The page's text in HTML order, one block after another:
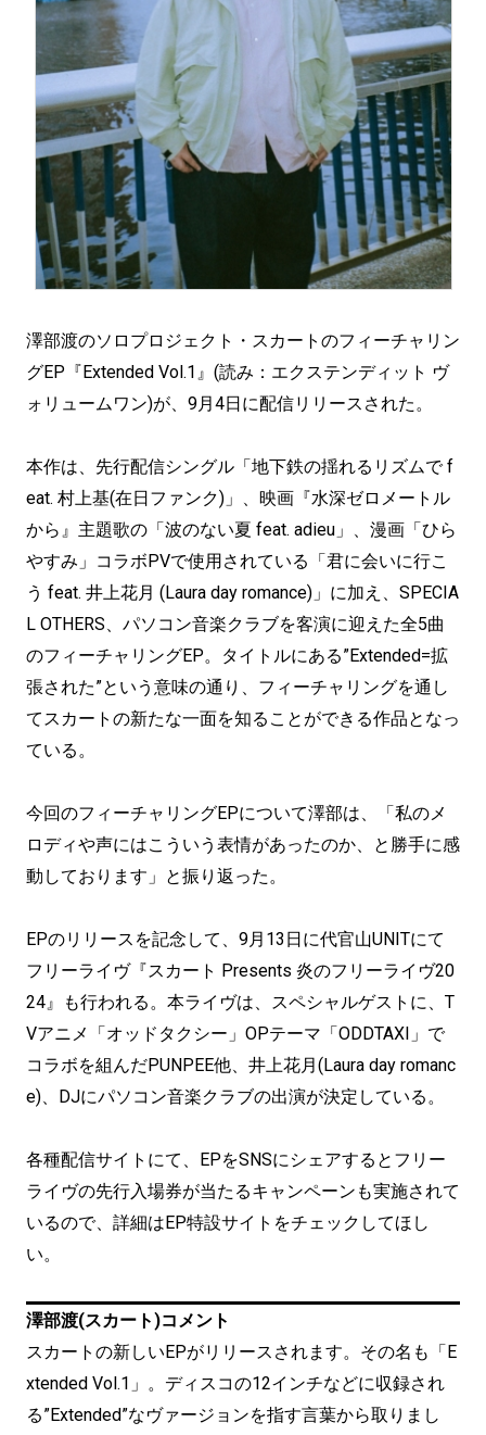
澤部渡のソロプロジェクト・スカートのフィーチャリン
グEP『Extended Vol.1』(読み：エクステンディット ヴ
ォリュームワン)が、9月4日に配信リリースされた。
本作は、先行配信シングル「地下鉄の揺れるリズムで f
eat. 村上基(在日ファンク)」、映画『水深ゼロメートル
から』主題歌の「波のない夏 feat. adieu」、漫画「ひら
やすみ」コラボPVで使用されている「君に会いに行こ
う feat. 井上花月 (Laura day romance)」に加え、SPECIA
L OTHERS、パソコン音楽クラブを客演に迎えた全5曲
のフィーチャリングEP。タイトルにある”Extended=拡
張された”という意味の通り、フィーチャリングを通し
てスカートの新たな一面を知ることができる作品となっ
ている。
今回のフィーチャリングEPについて澤部は、「私のメ
ロディや声にはこういう表情があったのか、と勝手に感
動しております」と振り返った。
EPのリリースを記念して、9月13日に代官山UNITにて
フリーライヴ『スカート Presents 炎のフリーライヴ20
24』も行われる。本ライヴは、スペシャルゲストに、T
Vアニメ「オッドタクシー」OPテーマ「ODDTAXI」で
コラボを組んだPUNPEE他、井上花月(Laura day romanc
e)、DJにパソコン音楽クラブの出演が決定している。
各種配信サイトにて、EPをSNSにシェアするとフリー
ライヴの先行入場券が当たるキャンペーンも実施されて
いるので、詳細はEP特設サイトをチェックしてほし
い。
澤部渡(スカート)コメント
スカートの新しいEPがリリースされます。その名も「E
xtended Vol.1」。ディスコの12インチなどに収録され
る”Extended”なヴァージョンを指す言葉から取りまし